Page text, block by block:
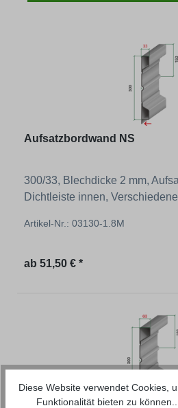
Aufsatzbordwand NS
300/33, Blechdicke 2 mm,
Dichtleiste innen,
Artikel-Nr.: 03130-1.8M
Regulärer Preis:
ab 51,50 € *
Diese Website verwendet Cookies,
Funktionalität bieten zu